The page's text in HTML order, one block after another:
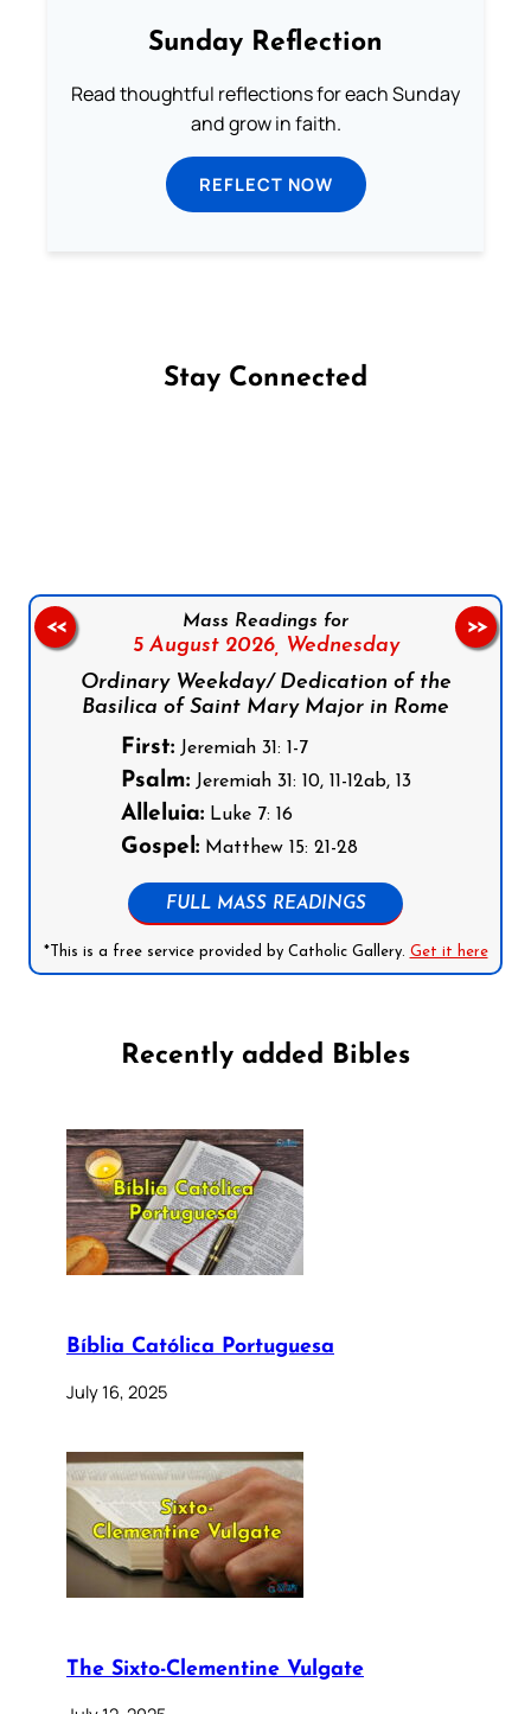
Sunday Reflection
Read thoughtful reflections for each Sunday
and grow in faith.
REFLECT NOW
Stay Connected
Mass Readings for
5 August 2026, Wednesday
Ordinary Weekday/ Dedication of the
Basilica of Saint Mary Major in Rome
First:Jeremiah 31: 1-7
Psalm:Jeremiah 31: 10, 11-12ab, 13
Alleluia:Luke 7: 16
Gospel:Matthew 15: 21-28
FULL MASS READINGS
*This is a free service provided by Catholic Gallery. Get it here
<< >>
Recently added Bibles
Bíblia Católica Portuguesa
July 16, 2025
The Sixto-Clementine Vulgate